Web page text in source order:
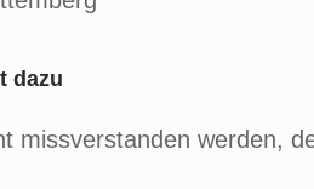
dazu
missverstanden werden,